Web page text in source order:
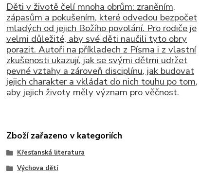
Děti v životě čelí mnoha obrům: zraněním,
zápasům a pokušením, které odvedou bezpočet
mladých od jejich Božího povolání. Pro rodiče je
velmi důležité, aby své děti naučili tyto obry
porazit. Autoři na příkladech z Písma i z vlastní
zkušenosti ukazují, jak se svými dětmi udržet
pevné vztahy a zároveň disciplínu, jak budovat
jejich charakter a vkládat do nich touhu po tom,
aby jejich životy měly význam pro věčnost.
Zboží zařazeno v kategoriích
Křesťanská literatura
Výchova dětí